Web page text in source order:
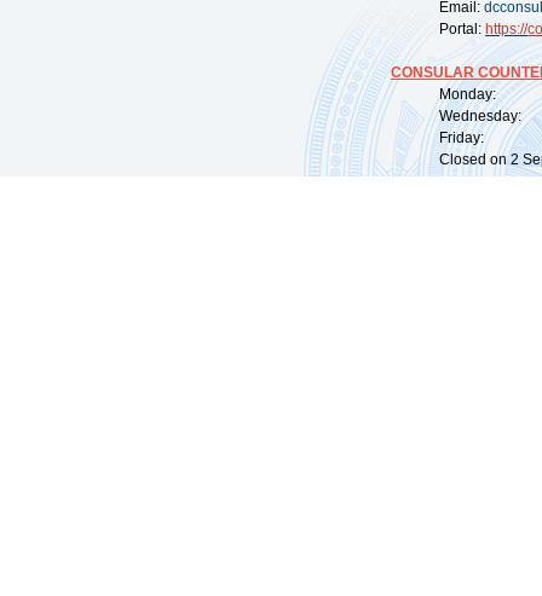
Email:
Portal: https://
CONSULAR
Monday:
Wednesday:
Friday:
Closed on 2